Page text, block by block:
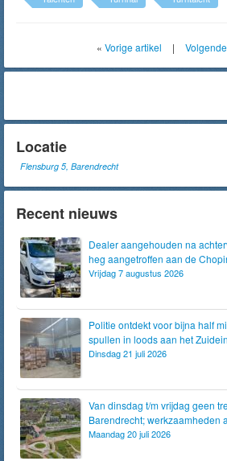
« Vorige artikel |
Locatie
Flensburg 5, Barendrecht
Recent nieuws
Dealer aangehouden na
heg aangetroffen aan de
Vrijdag 7 augustus 2026
Politie ontdekt voor bijna half
spullen in loods aan het
Dinsdag 21 juli 2026
Van dinsdag t/m vrijdag geen
Barendrecht; werkzaamheden
Maandag 20 juli 2026